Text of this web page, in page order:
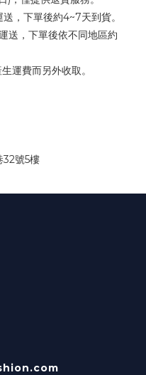
，下單後約4~7天到貨。
下單後依不同地區約
而另外收取。
32號5樓